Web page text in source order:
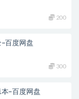
200
百度网盘
300
–百度网盘